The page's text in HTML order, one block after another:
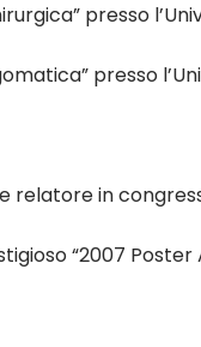
presso
presso
relatore in
“2007 Poster